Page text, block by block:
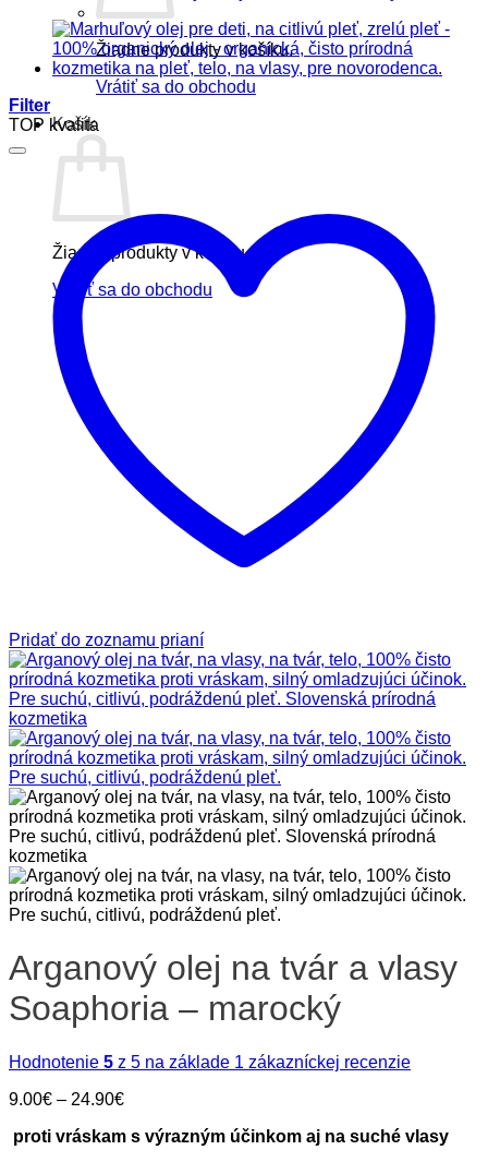
Žiadne produkty v košíku.
Vrátiť sa do obchodu
Košík
Žiadne produkty v košíku.
Vrátiť sa do obchodu
Filter
TOP kvalita
Pridať do zoznamu prianí
Arganový olej na tvár a vlasy
Soaphoria – marocký
Hodnotenie 5 z 5 na základe 1 zákazníckej recenzie
9.00€ – 24.90€Price
9.00€
proti vráskam s výrazným účinkom aj na suché vlasy